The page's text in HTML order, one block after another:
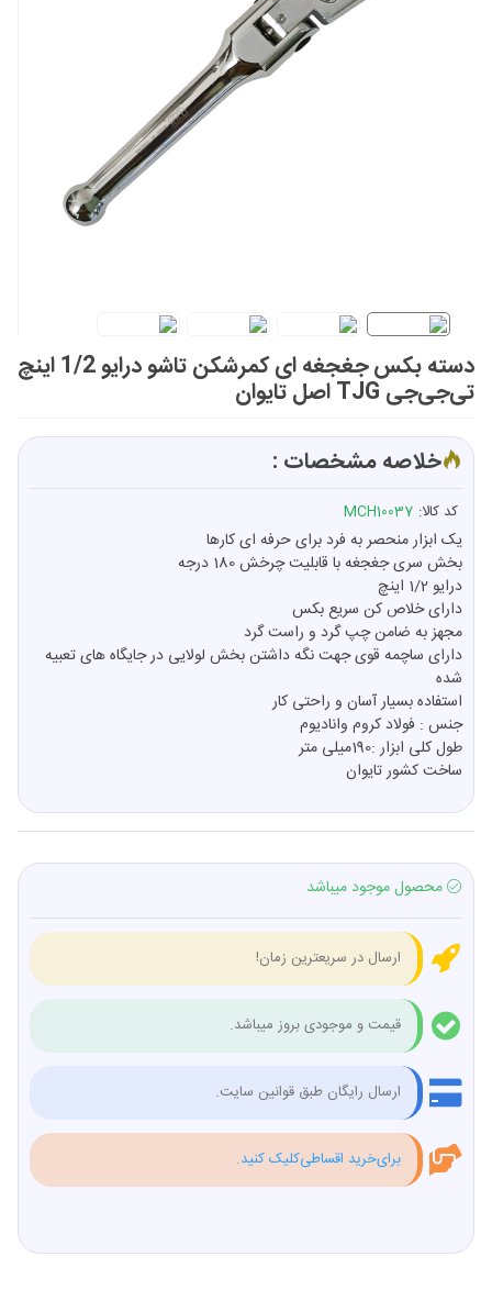
دسته بکس جغجغه ای کمرشکن تاشو درایو 1/2 اینچ
تی‌جی‌جی TJG اصل تایوان
خلاصه مشخصات :
کد کالا: MCH10037
یک ابزار منحصر به فرد برای حرفه ای کارها
بخش سری جغجغه با قابلیت چرخش 180 درجه
درایو 1/2 اینچ
دارای خلاص کن سریع بکس
مجهز به ضامن چپ گرد و راست گرد
دارای ساچمه قوی جهت نگه داشتن بخش لولایی در جایگاه های تعبیه
شده
استفاده بسیار آسان و راحتی کار
جنس : فولاد کروم وانادیوم
طول کلی ابزار :190میلی متر
ساخت کشور تایوان
محصول موجود میباشد
ارسال در سریعترین زمان!
قیمت و موجودی بروز میباشد.
ارسال رایگان طبق قوانین سایت.
برای‌خرید اقساطی‌کلیک کنید.